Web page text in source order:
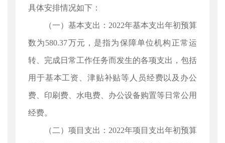
具体安排情况如下：
（一）基本支出：2022年基本支出年初预算
数为580.37万元，是指为保障单位机构正常运
转、完成日常工作任务而发生的各项支出，包括
用于基本工资、津贴补贴等人员经费以及办公
费、印刷费、水电费、办公设备购置等日常公用
经费。
（二）项目支出：2022年项目支出年初预算